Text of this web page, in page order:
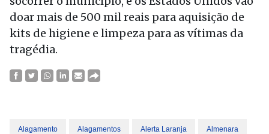
doar mais de 500 mil reais para aquisição de
kits de higiene e limpeza para as vítimas da
tragédia.
Alagamento Alagamentos Alerta Laranja Almenara